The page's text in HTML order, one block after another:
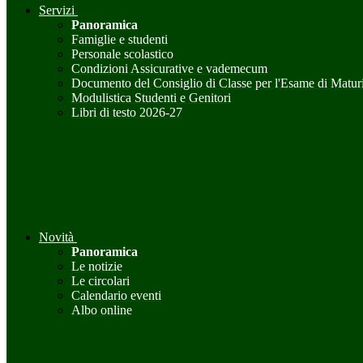
Servizi
Panoramica
Famiglie e studenti
Personale scolastico
Condizioni Assicurative e vademecum
Documento del Consiglio di Classe per l'Esame di
Modulistica Studenti e Genitori
Libri di testo 2026-27
Novità
Panoramica
Le notizie
Le circolari
Calendario eventi
Albo online